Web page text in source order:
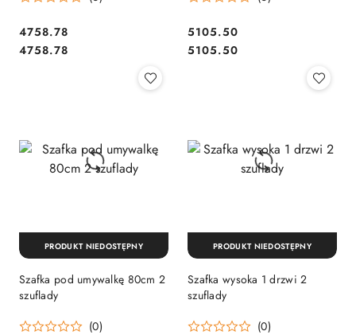
Cena:
4758.78
Cena:
4758.78 Cena:
5105.50
Cena:
5105.50
Szafka pod umywalkę 80cm 2
szuflady
(0)
PRODUKT NIEDOSTĘPNY
Szafka wysoka 1 drzwi 2
szuflady
(0)
PRODUKT NIEDOSTĘPNY